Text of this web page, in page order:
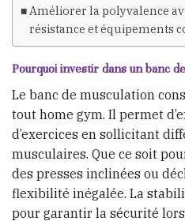
Améliorer la polyvalence
résistance et équipements
Pourquoi investir dans un banc
Le banc de musculation
tout home gym. Il permet
d’exercices en sollicitant
musculaires. Que ce soit
des presses inclinées ou
flexibilité inégalée. La
pour garantir la sécurité